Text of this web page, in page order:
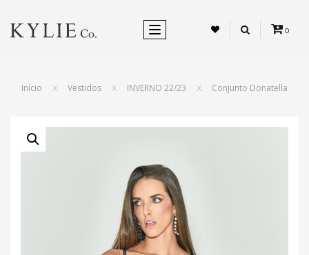
ALTERNAR NEVEGAÇÃO 0
Início X Vestidos X INVERNO 22/23 X Conjunto Donatella